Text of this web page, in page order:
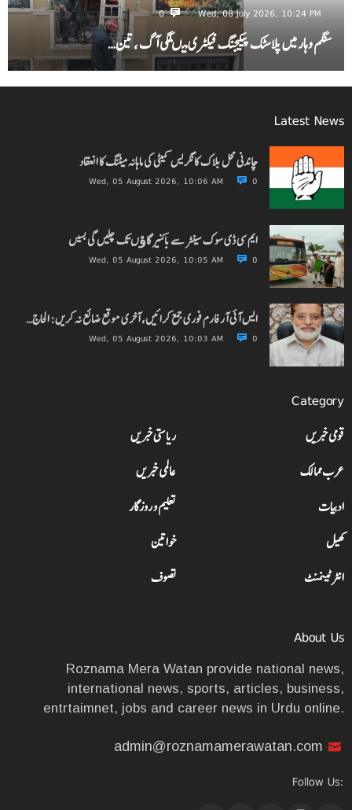
Wed, 08 July 2026, 10:24 PM
0
سنگم وہار میں پلاسٹک پیکیجنگ فیکٹری میںلگی آگ ، تین…
Latest News
چاندنی محل بلاک کانگریس کمیٹی کی ماہانہ میٹنگ کا انعقاد
Wed, 05 August 2026, 10:06 AM 0
ایم سی ڈی سوک سینٹر سے باکنیر گاﺅں تک چلیں گی بسیں
Wed, 05 August 2026, 10:05 AM 0
ایس آئی آر فارم فوری جمع کرائیں، آخری موقع ضائع نہ کریں: الحاج…
Wed, 05 August 2026, 10:03 AM 0
Category
قومی خبریں
ریاستی خبریں
عرب ممالک
عالمی خبریں
ادبیات
تعلیم و روزگار
کھیل
خواتین
انٹرٹینمنٹ
تصوف
About Us
Roznama Mera Watan provide national news,
international news, sports, articles, business,
entrtaimnet, jobs and career news in Urdu online.
admin@roznamamerawatan.com
Follow Us: